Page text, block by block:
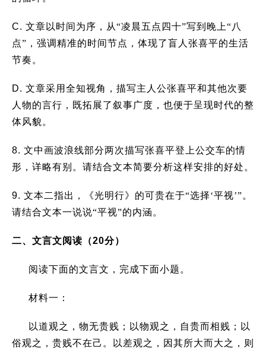
C. 文章以时间为序，从“凌晨五点四十”写到晚上“八
点”，强调精准的时间节点，体现了盲人张喜平的生活
节奏。
D. 文章采用全知视角，描写主人公张喜平和其他次要
人物的言行，既拓展了叙事广度，也便于呈现时代的整
体风貌。
8. 文中画波浪线部分两次描写张喜平登上公交车的情
形，详略有别。请结合文本简要分析这样安排的好处。
9. 文本二指出，《光明行》的可贵在于“选择‘平视’”。
请结合文本一说说“平视”的内涵。
二、文言文阅读（20分）
阅读下面的文言文，完成下面小题。
材料一：
以道观之，物无贵贱；以物观之，自贵而相贱；以
俗观之，贵贱不在己。以差观之，因其所大而大之，则